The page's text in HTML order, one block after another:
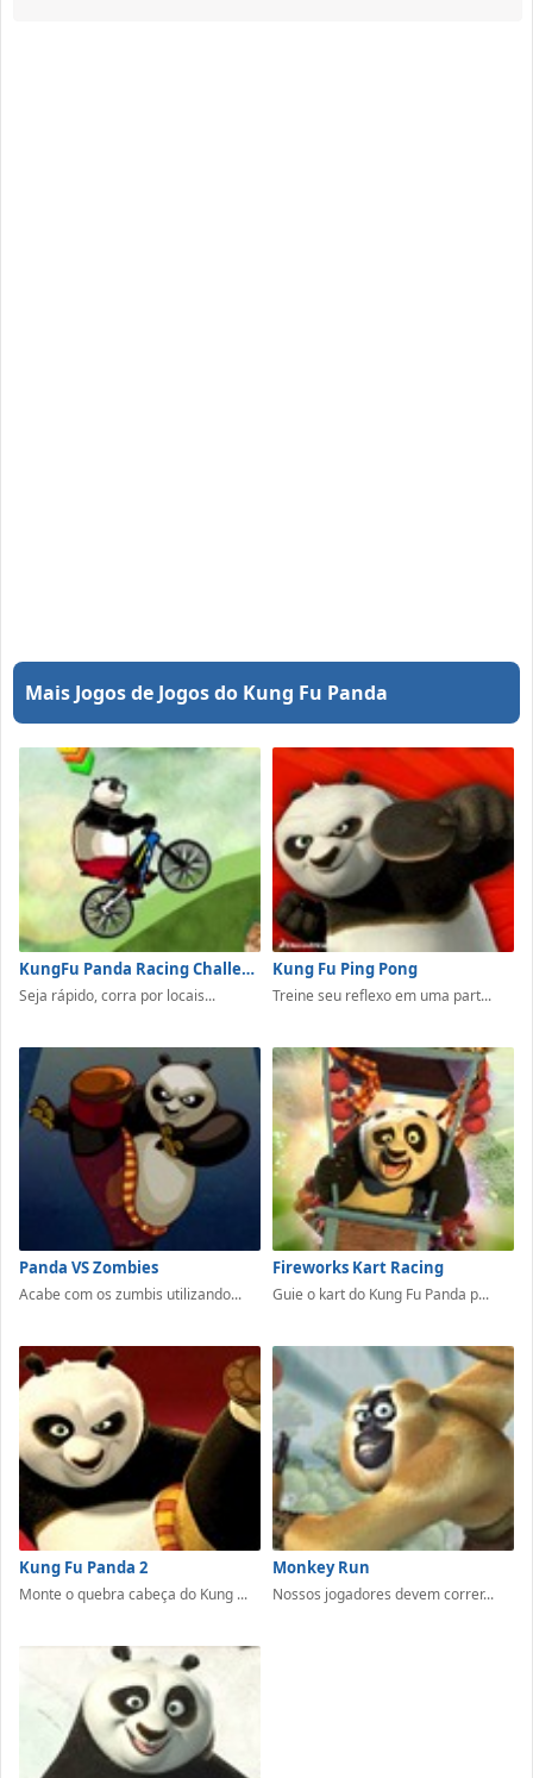
Mais Jogos de Jogos do Kung Fu Panda
KungFu Panda Racing Challenge
Seja rápido, corra por locais...
Kung Fu Ping Pong
Treine seu reflexo em uma part...
Panda VS Zombies
Acabe com os zumbis utilizando...
Fireworks Kart Racing
Guie o kart do Kung Fu Panda p...
Kung Fu Panda 2
Monte o quebra cabeça do Kung ...
Monkey Run
Nossos jogadores devem correr...